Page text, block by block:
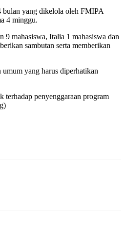
bulan yang dikelola oleh FMIPA
4 minggu.
9 mahasiswa, Italia 1 mahasiswa dan
sambutan serta memberikan
yang harus diperhatikan
terhadap penyenggaraan program